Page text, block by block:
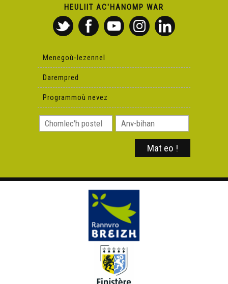
HEULIIT AC'HANOMP WAR
Menegoù-lezennel
Darempred
Programmoù nevez